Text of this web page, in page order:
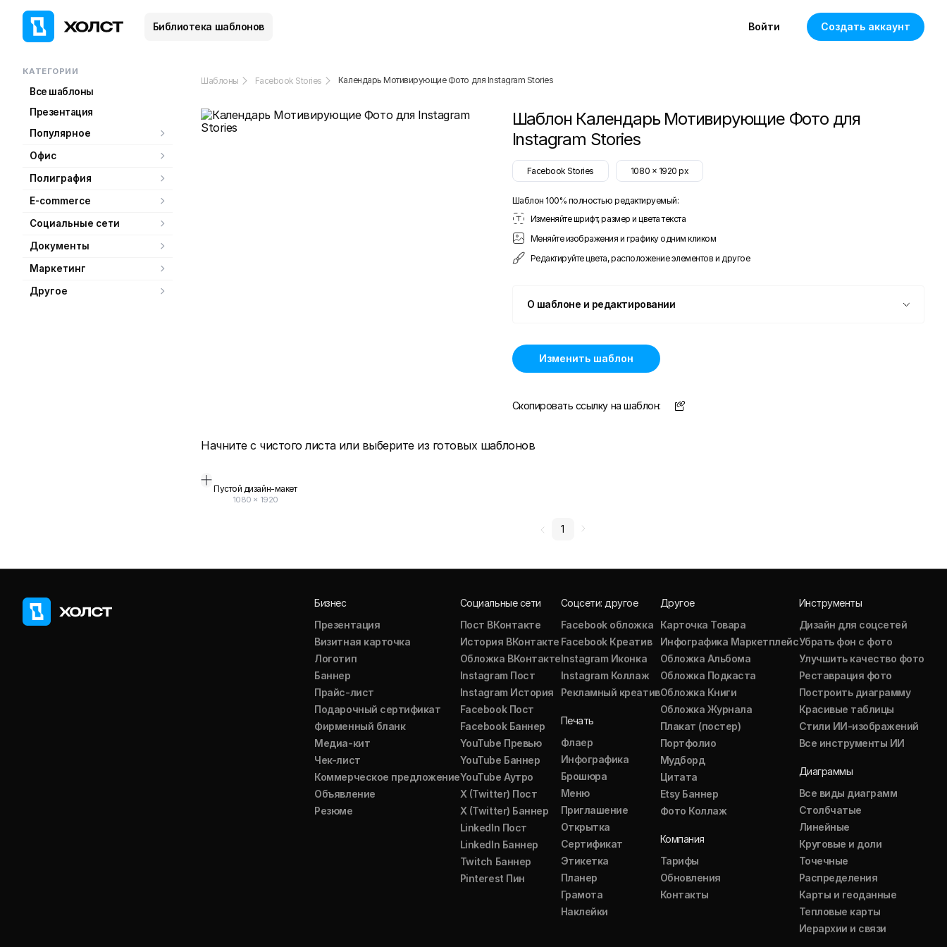
Библиотека шаблонов Войти Создать аккаунт
КАТЕГОРИИ
Все шаблоны
Презентация
Популярное
Офис
Полиграфия
E-commerce
Социальные сети
Документы
Маркетинг
Другое
Шаблоны Facebook Stories Календарь Мотивирующие Фото для Instagram Stories
Шаблон Календарь Мотивирующие Фото для
Instagram Stories
Facebook Stories 1080 x 1920 px
Шаблон 100% полностью редактируемый:
Изменяйте шрифт, размер и цвета текста
Меняйте изображения и графику одним кликом
Редактируйте цвета, расположение элементов и другое
О шаблоне и редактировании
Изменить шаблон
Скопировать ссылку на шаблон:
Начните с чистого листа или выберите из готовых шаблонов
Пустой дизайн-макет
1080 × 1920
1
Бизнес
Презентация
Визитная карточка
Логотип
Баннер
Прайс-лист
Подарочный сертификат
Фирменный бланк
Медиа-кит
Чек-лист
Коммерческое предложение
Объявление
Резюме
Социальные сети
Пост ВКонтакте
История ВКонтакте
Обложка ВКонтакте
Instagram Пост
Instagram История
Facebook Пост
Facebook Баннер
YouTube Превью
YouTube Баннер
YouTube Аутро
X (Twitter) Пост
X (Twitter) Баннер
LinkedIn Пост
LinkedIn Баннер
Twitch Баннер
Pinterest Пин
Соцсети: другое
Facebook обложка
Facebook Креатив
Instagram Иконка
Instagram Коллаж
Рекламный креатив
Печать
Флаер
Инфографика
Брошюра
Меню
Приглашение
Открытка
Сертификат
Этикетка
Планер
Грамота
Наклейки
Другое
Карточка Товара
Инфографика Маркетплейс
Обложка Альбома
Обложка Подкаста
Обложка Книги
Обложка Журнала
Плакат (постер)
Портфолио
Мудборд
Цитата
Etsy Баннер
Фото Коллаж
Компания
Тарифы
Обновления
Контакты
Инструменты
Дизайн для соцсетей
Убрать фон с фото
Улучшить качество фото
Реставрация фото
Построить диаграмму
Красивые таблицы
Стили ИИ-изображений
Все инструменты ИИ
Диаграммы
Все виды диаграмм
Столбчатые
Линейные
Круговые и доли
Точечные
Распределения
Карты и геоданные
Тепловые карты
Иерархии и связи